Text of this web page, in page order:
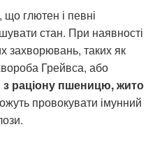
глютен і певні
стан. При наявності
захворювань, таких як
Грейвса, або
раціону пшеницю, жито
провокувати імунний